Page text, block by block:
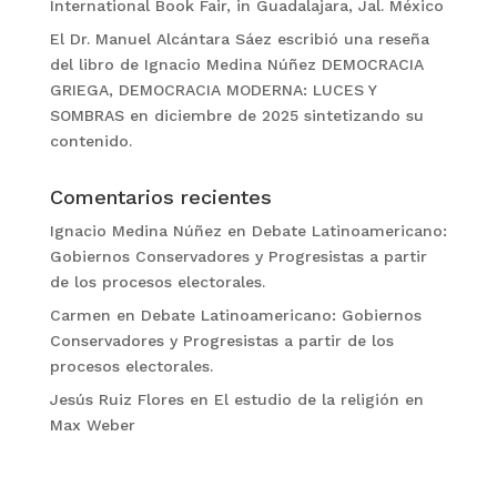
International Book Fair, in Guadalajara, Jal. México
El Dr. Manuel Alcántara Sáez escribió una reseña
del libro de Ignacio Medina Núñez DEMOCRACIA
GRIEGA, DEMOCRACIA MODERNA: LUCES Y
SOMBRAS en diciembre de 2025 sintetizando su
contenido.
Comentarios recientes
Ignacio Medina Núñez en Debate Latinoamericano:
Gobiernos Conservadores y Progresistas a partir
de los procesos electorales.
Carmen en Debate Latinoamericano: Gobiernos
Conservadores y Progresistas a partir de los
procesos electorales.
Jesús Ruiz Floresen El estudio de la religión en
Max Weber